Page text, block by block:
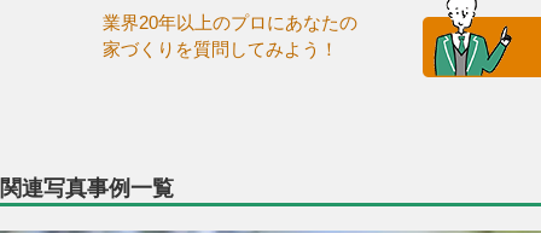
業界20年以上のプロにあなたの
家づくりを質問してみよう！
関連写真事例一覧